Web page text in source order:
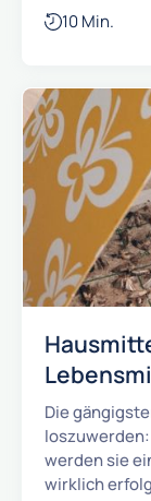
10 Min.
Die
werden sie
wirklich